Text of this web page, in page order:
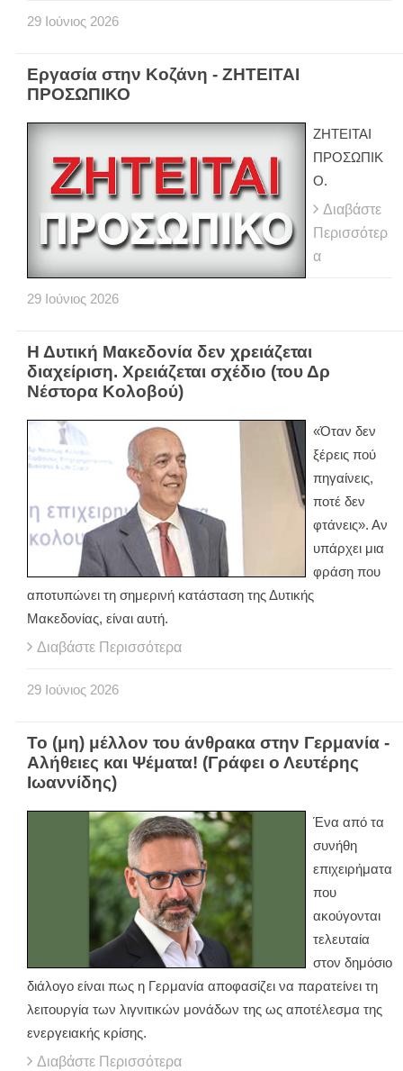
29 Ιούνιος 2026
Εργασία στην Κοζάνη - ΖΗΤΕΙΤΑΙ
ΠΡΟΣΩΠΙΚΟ
ΖΗΤΕΙΤΑΙ
ΠΡΟΣΩΠΙΚ
Ο.
Διαβάστε
Περισσότερ
α
29 Ιούνιος 2026
Η Δυτική Μακεδονία δεν χρειάζεται
διαχείριση. Χρειάζεται σχέδιο (του Δρ
Νέστορα Κολοβού)
«Όταν δεν
ξέρεις πού
πηγαίνεις,
ποτέ δεν
φτάνεις». Αν
υπάρχει μια
φράση που
αποτυπώνει τη σημερινή κατάσταση της Δυτικής
Μακεδονίας, είναι αυτή.
Διαβάστε Περισσότερα
29 Ιούνιος 2026
Το (μη) μέλλον του άνθρακα στην Γερμανία -
Αλήθειες και Ψέματα! (Γράφει ο Λευτέρης
Ιωαννίδης)
Ένα από τα
συνήθη
επιχειρήματα
που
ακούγονται
τελευταία
στον δημόσιο
διάλογο είναι πως η Γερμανία αποφασίζει να παρατείνει τη
λειτουργία των λιγνιτικών μονάδων της ως αποτέλεσμα της
ενεργειακής κρίσης.
Διαβάστε Περισσότερα